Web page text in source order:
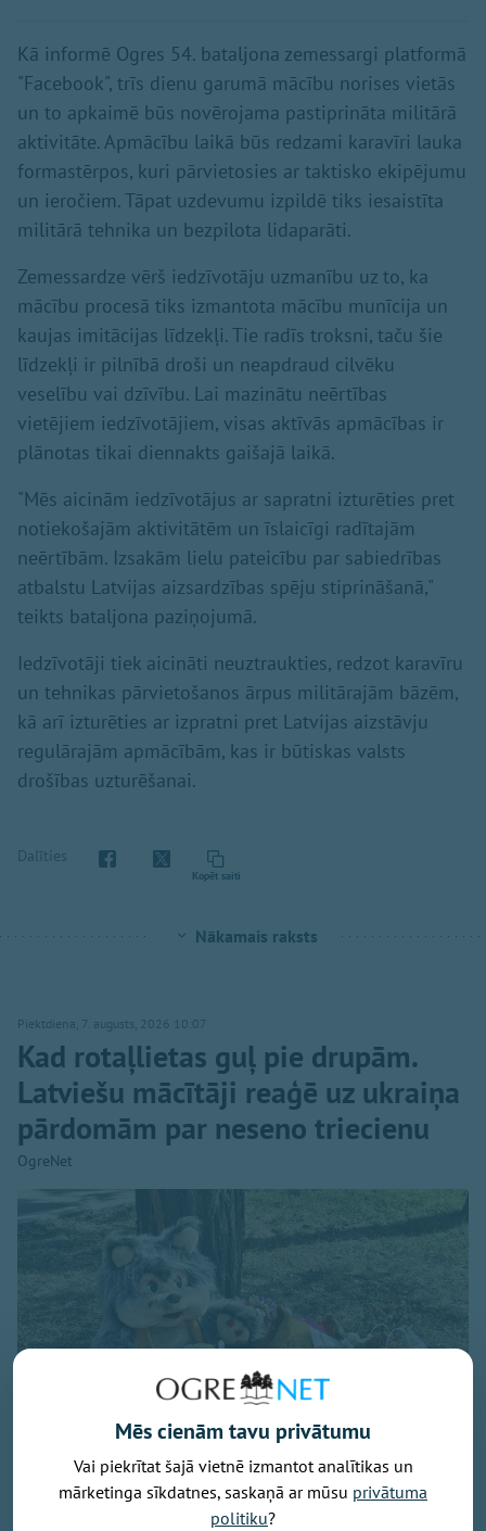
Kā informē Ogres 54. bataljona zemessargi platformā
"Facebook", trīs dienu garumā mācību norises vietās
un to apkaimē būs novērojama pastiprināta militārā
aktivitāte. Apmācību laikā būs redzami karavīri lauka
formastērpos, kuri pārvietosies ar taktisko ekipējumu
un ieročiem. Tāpat uzdevumu izpildē tiks iesaistīta
militārā tehnika un bezpilota lidaparāti.
Zemessardze vērš iedzīvotāju uzmanību uz to, ka
mācību procesā tiks izmantota mācību munīcija un
kaujas imitācijas līdzekļi. Tie radīs troksni, taču šie
līdzekļi ir pilnībā droši un neapdraud cilvēku
veselību vai dzīvību. Lai mazinātu neērtības
vietējiem iedzīvotājiem, visas aktīvās apmācības ir
plānotas tikai diennakts gaišajā laikā.
"Mēs aicinām iedzīvotājus ar sapratni izturēties pret
notiekošajām aktivitātēm un īslaicīgi radītajām
neērtībām. Izsakām lielu pateicību par sabiedrības
atbalstu Latvijas aizsardzības spēju stiprināšanā,"
teikts bataljona paziņojumā.
Iedzīvotāji tiek aicināti neuztraukties, redzot karavīru
un tehnikas pārvietošanos ārpus militārajām bāzēm,
kā arī izturēties ar izpratni pret Latvijas aizstāvju
regulārajām apmācībām, kas ir būtiskas valsts
drošības uzturēšanai.
Dalīties
Kopēt saiti
Nākamais raksts
Piektdiena, 7. augusts, 2026 10:07
Kad rotaļlietas guļ pie drupām.
Latviešu mācītāji reaģē uz ukraiņa
pārdomām par neseno triecienu
OgreNet
Mēs cienām tavu privātumu
Vai piekrītat šajā vietnē izmantot analītikas un
mārketinga sīkdatnes, saskaņā ar mūsu privātuma
politiku?